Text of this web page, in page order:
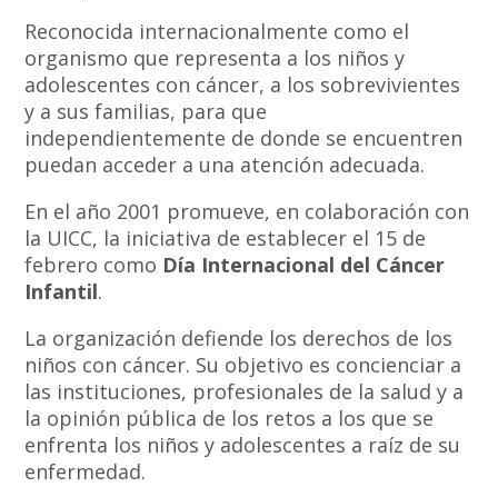
Reconocida internacionalmente como el
organismo que representa a los niños y
adolescentes con cáncer, a los sobrevivientes
y a sus familias, para que
independientemente de donde se encuentren
puedan acceder a una atención adecuada.
En el año 2001 promueve, en colaboración con
la UICC, la iniciativa de establecer el 15 de
febrero como Día Internacional del Cáncer
Infantil.
La organización defiende los derechos de los
niños con cáncer. Su objetivo es concienciar a
las instituciones, profesionales de la salud y a
la opinión pública de los retos a los que se
enfrenta los niños y adolescentes a raíz de su
enfermedad.